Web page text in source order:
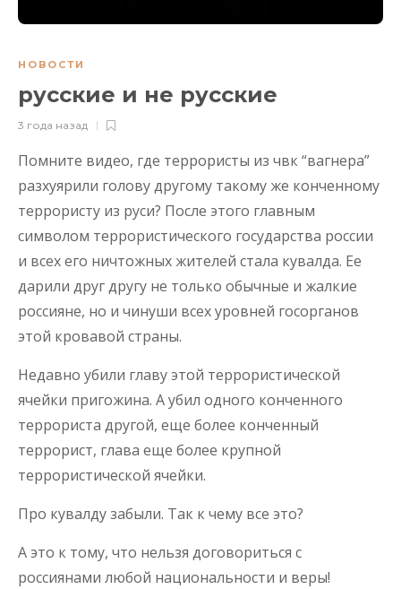
НОВОСТИ
русские и не русские
3 года назад
Помните видео, где террористы из чвк “вагнера”
разхуярили голову другому такому же конченному
террористу из руси? После этого главным
символом террористического государства россии
и всех его ничтожных жителей стала кувалда. Ее
дарили друг другу не только обычные и жалкие
россияне, но и чинуши всех уровней госорганов
этой кровавой страны.
Недавно убили главу этой террористической
ячейки пригожина. А убил одного конченного
террориста другой, еще более конченный
террорист, глава еще более крупной
террористической ячейки.
Про кувалду забыли. Так к чему все это?
А это к тому, что нельзя договориться с
россиянами любой национальности и веры!